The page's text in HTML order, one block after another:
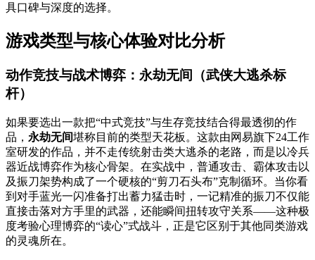
具口碑与深度的选择。
游戏类型与核心体验对比分析
动作竞技与战术博弈： 永劫无间 （武侠大逃杀标
杆）
如果要选出一款把“中式竞技”与生存竞技结合得最透彻的作
品， 永劫无间堪称目前的类型天花板。这款由网易旗下24工作
室研发的作品，并不走传统射击类大逃杀的老路，而是以冷兵
器近战博弈作为核心骨架。在实战中，普通攻击、霸体攻击以
及振刀架势构成了一个硬核的“剪刀石头布”克制循环。当你看
到对手蓝光一闪准备打出蓄力猛击时，一记精准的振刀不仅能
直接击落对方手里的武器，还能瞬间扭转攻守关系——这种极
度考验心理博弈的“读心”式战斗，正是它区别于其他同类游戏
的灵魂所在。